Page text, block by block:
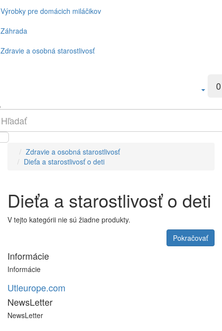
Výrobky pre domácich miláčikov
Záhrada
Zdravie a osobná starostlivosť
0
Zdravie a osobná starostlivosť
Dieťa a starostlivosť o deti
Dieťa a starostlivosť o deti
V tejto kategórii nie sú žiadne produkty.
Pokračovať
Informácie
Informácie
Utleurope.com
NewsLetter
NewsLetter